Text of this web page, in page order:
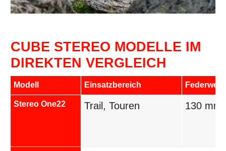
CUBE STEREO MODELLE IM
DIREKTEN VERGLEICH
Modell Einsatzbereich Federweg
Stereo One22 Trail, Touren 130 mm